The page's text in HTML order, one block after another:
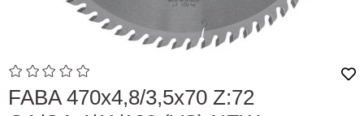
FABA 470x4,8/3,5x70 Z:72